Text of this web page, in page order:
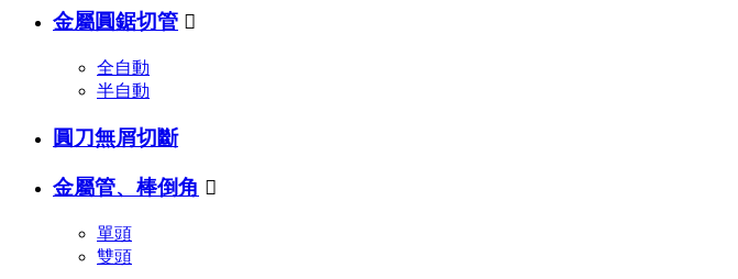
金屬圓鋸切管 
全自動
半自動
圓刀無屑切斷
金屬管、棒倒角 
單頭
雙頭